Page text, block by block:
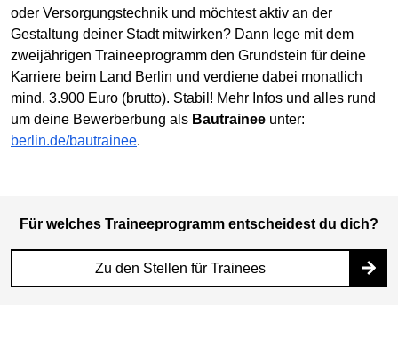
oder Versorgungstechnik und möchtest aktiv an der
Gestaltung deiner Stadt mitwirken? Dann lege mit dem
zweijährigen Traineeprogramm den Grundstein für deine
Karriere beim Land Berlin und verdiene dabei monatlich
mind. 3.900 Euro (brutto). Stabil! Mehr Infos und alles rund
um deine Bewerberbung als Bautrainee unter:
berlin.de/bautrainee.
Für welches Traineeprogramm entscheidest du dich?
Zu den Stellen für Trainees